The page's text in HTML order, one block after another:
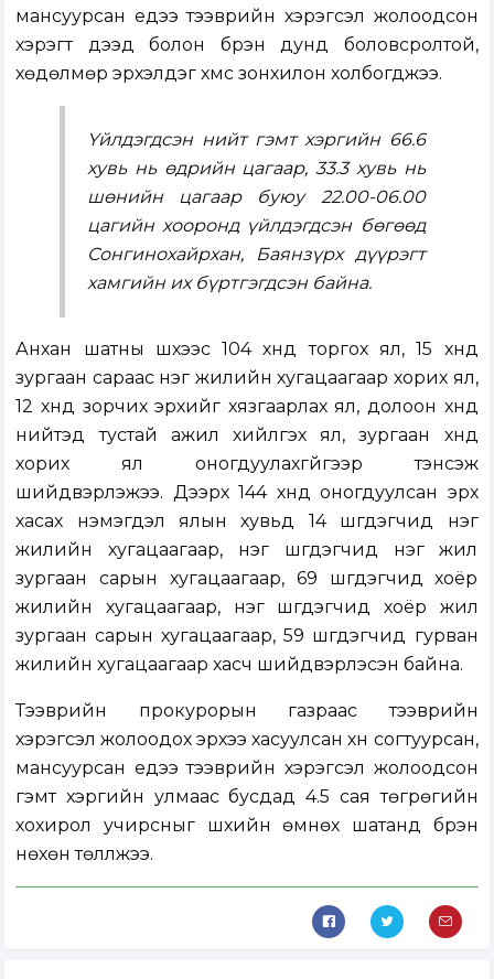
мансуурсан үедээ тээврийн хэрэгсэл жолоодсон
хэрэгт дээд болон бүрэн дунд боловсролтой,
хөдөлмөр эрхэлдэг хүмүүс зонхилон холбогджээ.
Үйлдэгдсэн нийт гэмт хэргийн 66.6
хувь нь өдрийн цагаар, 33.3 хувь нь
шөнийн цагаар буюу 22.00-06.00
цагийн хооронд үйлдэгдсэн бөгөөд
Сонгинохайрхан, Баянзүрх дүүрэгт
хамгийн их бүртгэгдсэн байна.
Анхан шатны шүүхээс 104 хүнд торгох ял, 15 хүнд
зургаан сараас нэг жилийн хугацаагаар хорих ял,
12 хүнд зорчих эрхийг хязгаарлах ял, долоон хүнд
нийтэд тустай ажил хийлгэх ял, зургаан хүнд
хорих ял оногдуулахгүйгээр тэнсэж
шийдвэрлэжээ. Дээрх 144 хүнд оногдуулсан эрх
хасах нэмэгдэл ялын хувьд 14 шүүгдэгчид нэг
жилийн хугацаагаар, нэг шүүгдэгчид нэг жил
зургаан сарын хугацаагаар, 69 шүүгдэгчид хоёр
жилийн хугацаагаар, нэг шүүгдэгчид хоёр жил
зургаан сарын хугацаагаар, 59 шүүгдэгчид гурван
жилийн хугацаагаар хасч шийдвэрлэсэн байна.
Тээврийн прокурорын газраас тээврийн
хэрэгсэл жолоодох эрхээ хасуулсан хүн согтуурсан,
мансуурсан үедээ тээврийн хэрэгсэл жолоодсон
гэмт хэргийн улмаас бусдад 4.5 сая төгрөгийн
хохирол учирсныг шүүхийн өмнөх шатанд бүрэн
нөхөн төлүүлжээ.